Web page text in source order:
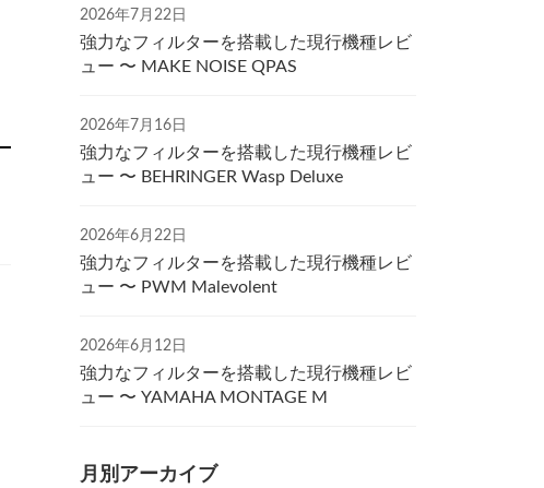
2026年7月22日
強力なフィルターを搭載した現行機種レビ
ュー 〜 MAKE NOISE QPAS
2026年7月16日
強力なフィルターを搭載した現行機種レビ
ュー 〜 BEHRINGER Wasp Deluxe
2026年6月22日
強力なフィルターを搭載した現行機種レビ
ュー 〜 PWM Malevolent
2026年6月12日
強力なフィルターを搭載した現行機種レビ
ュー 〜 YAMAHA MONTAGE M
月別アーカイブ